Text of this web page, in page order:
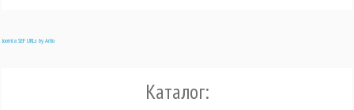
Joomla SEF URLs by Artio
Каталог: